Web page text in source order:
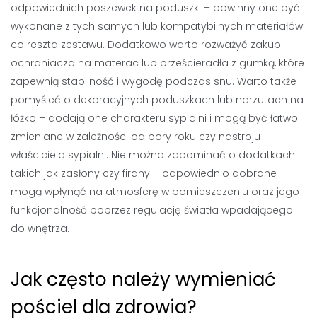
odpowiednich poszewek na poduszki – powinny one być
wykonane z tych samych lub kompatybilnych materiałów
co reszta zestawu. Dodatkowo warto rozważyć zakup
ochraniacza na materac lub prześcieradła z gumką, które
zapewnią stabilność i wygodę podczas snu. Warto także
pomyśleć o dekoracyjnych poduszkach lub narzutach na
łóżko – dodają one charakteru sypialni i mogą być łatwo
zmieniane w zależności od pory roku czy nastroju
właściciela sypialni. Nie można zapominać o dodatkach
takich jak zasłony czy firany – odpowiednio dobrane
mogą wpłynąć na atmosferę w pomieszczeniu oraz jego
funkcjonalność poprzez regulację światła wpadającego
do wnętrza.
Jak często należy wymieniać
pościel dla zdrowia?